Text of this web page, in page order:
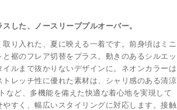
した、ノースリーブプルオーバー。
り入れた、夏に映える一着です。前身頃はミニ
裾のフレア切替をプラス。動きのあるシルエッ
ルまで抜かりないデザインに。ネオンカラーは
レッチ性に優れた素材は、シャリ感のある清涼
など、多機能を備えた快適な着心地を実現して
すく、幅広いスタイリングに対応します。接触